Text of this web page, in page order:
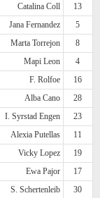
Catalina Coll
13
Jana Fernandez
5
Marta Torrejon
8
Mapi Leon
4
F. Rolfoe
16
Alba Cano
28
I. Syrstad Engen
23
Alexia Putellas
11
Vicky Lopez
19
Ewa Pajor
17
S. Schertenleib 30